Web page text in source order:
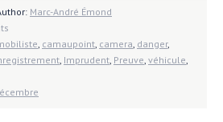
Marc-André Émond
camaupoint camera danger,
Imprudent Preuve véhicule